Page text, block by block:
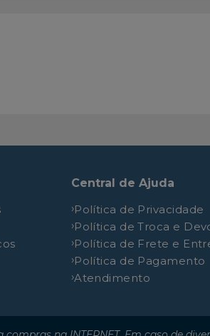
8.3L 12V
Central de Ajuda
Política de Privacidade
Política de Troca e
Política de Frete e
Política de Pagamento
Atendimento